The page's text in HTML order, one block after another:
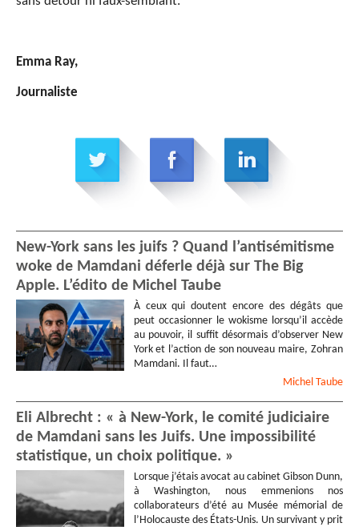
Emma Ray,
Journaliste
New-York sans les juifs ? Quand l’antisémitisme
woke de Mamdani déferle déjà sur The Big
Apple. L’édito de Michel Taube
À ceux qui doutent encore des dégâts que
peut occasionner le wokisme lorsqu’il accède
au pouvoir, il suffit désormais d’observer New
York et l’action de son nouveau maire, Zohran
Mamdani. Il faut…
Michel Taube
Eli Albrecht : « à New-York, le comité judiciaire
de Mamdani sans les Juifs. Une impossibilité
statistique, un choix politique. »
Lorsque j’étais avocat au cabinet Gibson Dunn,
à Washington, nous emmenions nos
collaborateurs d’été au Musée mémorial de
l’Holocauste des États-Unis. Un survivant y prit